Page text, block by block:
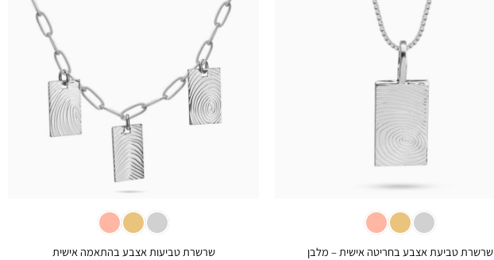
שרשרת טביעת אצבע בחריטה אישית – מלבן שרשרת טביעות אצבע בהתאמה אישית